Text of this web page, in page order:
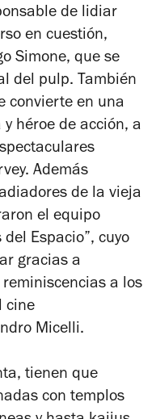
de lidiar
en cuestión,
Simone, que se
del pulp. También
convierte en una
héroe de acción, a
Además
de la vieja
el equipo
Espacio”, cuyo
gracias a
a los
cine
Micelli.
tienen que
con templos